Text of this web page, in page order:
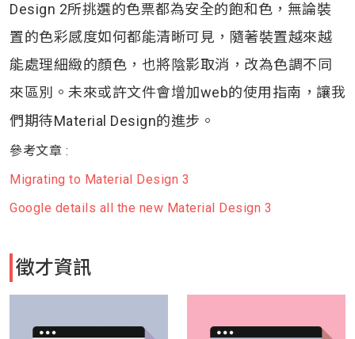
Design 2所挑選的色票都為安全的飽和色，無論裝
置的色彩感度如何都能清晰可見，隨著裝置越來越
能處理細緻的顏色，也將陰影取消，改為色調不同
來區別。未來或許文件會增加web的使用指南，讓我
們期待Material Design的進步。
參考文章 :
Migrating to Material Design 3
Google details all the new Material Design 3
徵才資訊